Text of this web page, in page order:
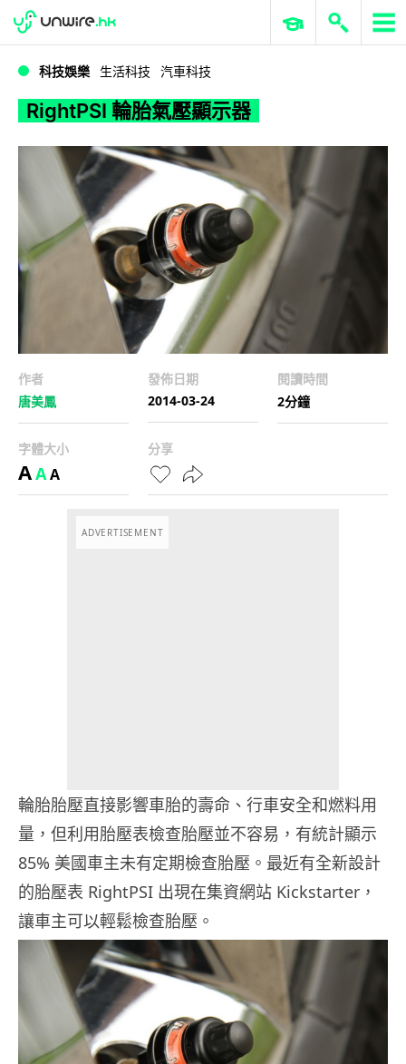
RightPSI 輪胎氣壓顯示器
WWDC 2026 ERP 與商業 AI
科技娛樂 生活科技 汽車科技
RightPSI 輪胎氣壓顯示器
作者
唐美鳳
發佈日期
2014-03-24
閱讀時間
2分鐘
字體大小
AAA
分享
ADVERTISEMENT
輪胎胎壓直接影響車胎的壽命、行車安全和燃料用
量，但利用胎壓表檢查胎壓並不容易，有統計顯示
85% 美國車主未有定期檢查胎壓。最近有全新設計
的胎壓表 RightPSI 出現在集資網站 Kickstarter，
讓車主可以輕鬆檢查胎壓。